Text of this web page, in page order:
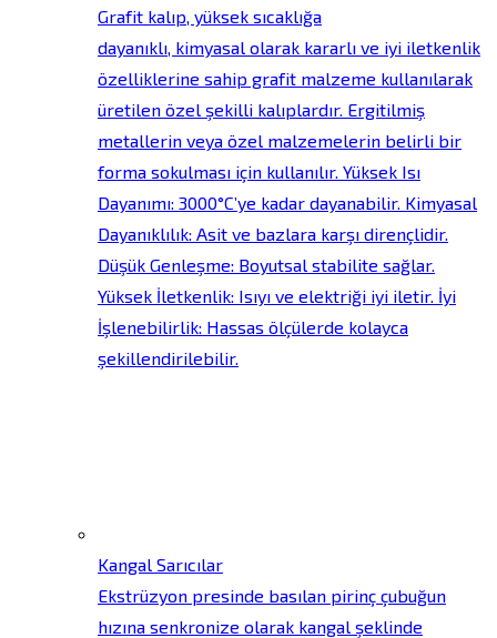
Grafit kalıp, yüksek sıcaklığa
dayanıklı, kimyasal olarak kararlı ve iyi iletkenlik
özelliklerine sahip grafit malzeme kullanılarak
üretilen özel şekilli kalıplardır. Ergitilmiş
metallerin veya özel malzemelerin belirli bir
forma sokulması için kullanılır. Yüksek Isı
Dayanımı: 3000°C’ye kadar dayanabilir. Kimyasal
Dayanıklılık: Asit ve bazlara karşı dirençlidir.
Düşük Genleşme: Boyutsal stabilite sağlar.
Yüksek İletkenlik: Isıyı ve elektriği iyi iletir. İyi
İşlenebilirlik: Hassas ölçülerde kolayca
şekillendirilebilir.
Kangal Sarıcılar
Ekstrüzyon presinde basılan pirinç çubuğun
hızına senkronize olarak kangal şeklinde